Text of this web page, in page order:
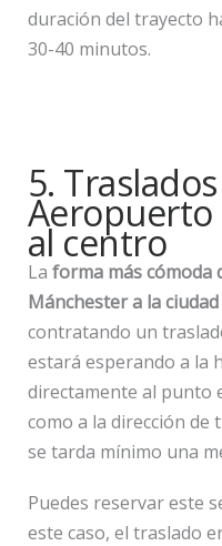
duración del trayecto
30-40 minutos.
5.
Aeropuerto
al centro
La forma más cómoda
Mánchester a la ciudad
contratando un
estará esperando a la
directamente al punto
como a la dirección de
se tarda mínimo una
Puedes reservar este
este caso, el traslado